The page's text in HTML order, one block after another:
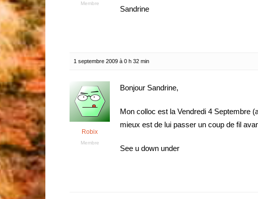
Membre
Sandrine
1 septembre 2009 à 0 h 32 min
Robix
Membre
Bonjour Sandrine,
Mon colloc est la Vendredi 4 Septembre
mieux est de lui passer un coup de fil
See u down under